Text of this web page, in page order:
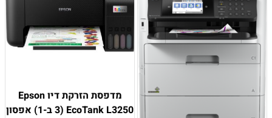
מדפסת הזרקת דיו Epson
EcoTank L3250 (3 ב-1) אפסון